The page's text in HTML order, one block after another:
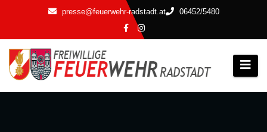
springen
presse@feuerwehr-radstadt.at 06452/5480